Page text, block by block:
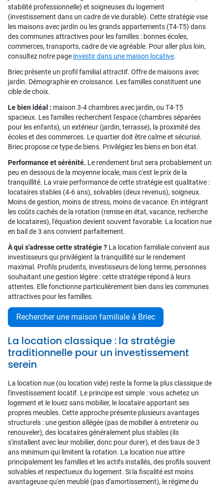
stabilité professionnelle) et soigneuses du logement
(investissement dans un cadre de vie durable). Cette stratégie vise
les maisons avec jardin ou les grands appartements (T4-T5) dans
des communes attractives pour les familles : bonnes écoles,
commerces, transports, cadre de vie agréable. Pour aller plus loin,
consultez notre page investir dans une maison locative.
Briec présente un profil familial attractif. Offre de maisons avec
jardin. Démographie en croissance. Les familles constituent une
cible de choix.
Le bien idéal : maison 3-4 chambres avec jardin, ou T4-T5
spacieux. Les familles recherchent l'espace (chambres séparées
pour les enfants), un extérieur (jardin, terrasse), la proximité des
écoles et des commerces. Le quartier doit être calme et sécurisé.
Briec propose ce type de biens. Privilégiez les biens en bon état.
Performance et sérénité. Le rendement brut sera probablement un
peu en dessous de la moyenne locale, mais c'est le prix de la
tranquillité. La vraie performance de cette stratégie est qualitative :
locataires stables (4-6 ans), solvables (deux revenus), soigneux.
Moins de gestion, moins de stress, moins de vacance. En intégrant
les coûts cachés de la rotation (remise en état, vacance, recherche
de locataires), l'équation devient souvent favorable. La location nue
en bail de 3 ans convient parfaitement.
À qui s'adresse cette stratégie ? La location familiale convient aux
investisseurs qui privilégient la tranquillité sur le rendement
maximal. Profils prudents, investisseurs de long terme, personnes
souhaitant une gestion légère : cette stratégie répond à leurs
attentes. Elle fonctionne particulièrement bien dans les communes
attractives pour les familles.
Rechercher une maison familiale à Briec
La location classique : la stratégie
traditionnelle pour un investissement
serein
La location nue (ou location vide) reste la forme la plus classique de
l'investissement locatif. Le principe est simple : vous achetez un
logement et le louez sans mobilier, le locataire apportant ses
propres meubles. Cette approche présente plusieurs avantages
structurels : une gestion allégée (pas de mobilier à entretenir ou
renouveler), des locataires généralement plus stables (ils
s'installent avec leur mobilier, donc pour durer), et des baux de 3
ans minimum qui limitent la rotation. La location nue attire
principalement les familles et les actifs installés, des profils souvent
solvables et respectueux du logement. Si la fiscalité est moins
avantageuse qu'en meublé (pas d'amortissement), le régime du